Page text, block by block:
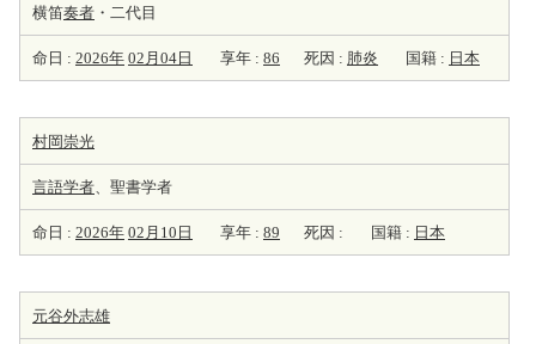
横笛奏者 ・二代目
命日 : 2026年 02月04日 享年 : 86 死因 : 肺炎 国籍 : 日本
村岡崇光
言語学者、聖書学者
命日 : 2026年 02月10日 享年 : 89 死因 : 国籍 : 日本
元谷外志雄